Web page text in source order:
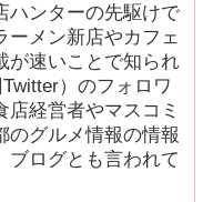
ハンターの先駆けで
ーメン新店やカフェ
が速いことで知られ
）のフォロワ
店経営者やマスコミ
のグルメ情報の情報
ブログとも言われて